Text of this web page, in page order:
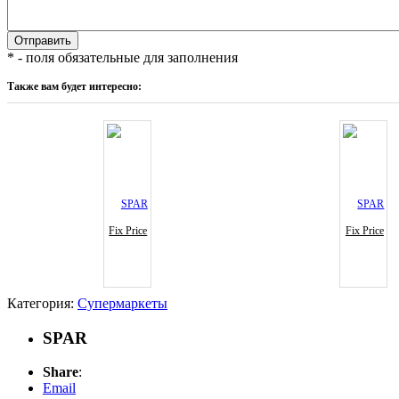
* - поля обязательные для заполнения
Также вам будет интересно:
Fix Price Fix Price
Категория: Супермаркеты
SPAR
Share:
Email